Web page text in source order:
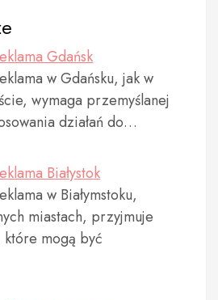
Gdańsk
w Gdańsku, jak w
wymaga przemyślanej
działań do…
Białystok
w Białymstoku,
miastach, przyjmuje
mogą być